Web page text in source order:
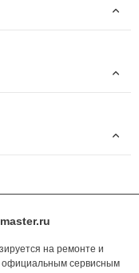
на ремонте и
официальным сервисным